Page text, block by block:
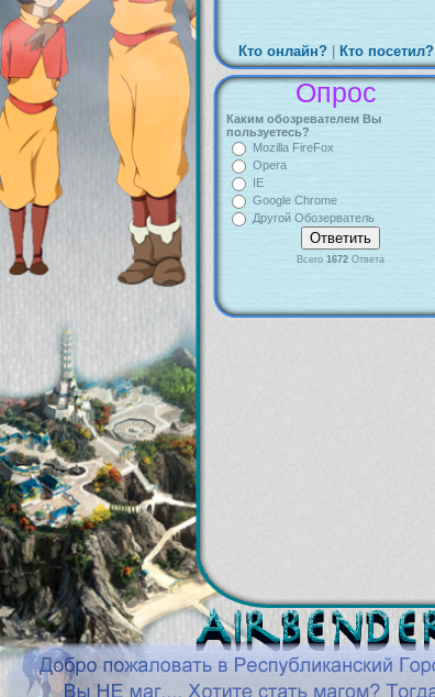
Кто онлайн? Кто посетил?
Опрос
Каким обозревателем Вы
пользуетесь?
Mozilla FireFox
Opera
IE
Google Chrome
Другой Обозерватель
Всего 1672Ответа